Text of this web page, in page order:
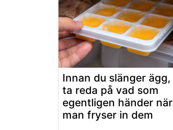
Innan du slänger ägg,
ta reda på vad som
egentligen händer när
man fryser in dem